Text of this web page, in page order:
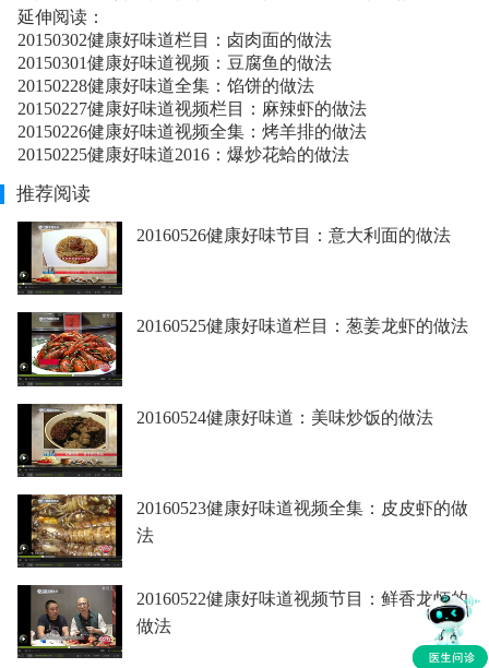
延伸阅读：
20150302健康好味道栏目：卤肉面的做法
20150301健康好味道视频：豆腐鱼的做法
20150228健康好味道全集：馅饼的做法
20150227健康好味道视频栏目：麻辣虾的做法
20150226健康好味道视频全集：烤羊排的做法
20150225健康好味道2016：爆炒花蛤的做法
推荐阅读
20160526健康好味节目：意大利面的做法
20160525健康好味道栏目：葱姜龙虾的做法
20160524健康好味道：美味炒饭的做法
20160523健康好味道视频全集：皮皮虾的做
法
20160522健康好味道视频节目：鲜香龙虾的
做法